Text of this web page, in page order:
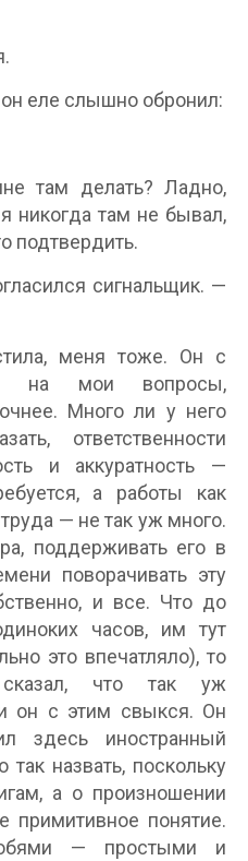
еле слышно обронил:
там делать? Ладно,
никогда там не бывал,
подтвердить.
сигнальщик. —
меня тоже. Он с
на мои вопросы,
Много ли у него
ответственности
и аккуратность —
а работы как
— не так уж много.
поддерживать его в
поворачивать эту
и все. Что до
часов, им тут
это впечатляло), то
сказал, что так уж
он с этим свыкся. Он
здесь иностранный
назвать, поскольку
а о произношении
примитивное понятие.
— простыми и